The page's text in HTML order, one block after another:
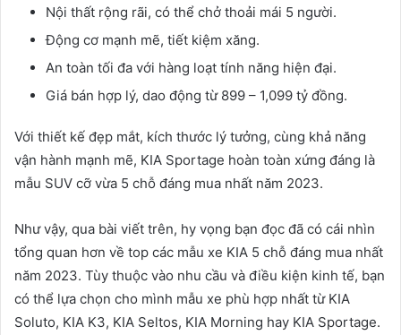
Nội thất rộng rãi, có thể chở thoải mái 5 người.
Động cơ mạnh mẽ, tiết kiệm xăng.
An toàn tối đa với hàng loạt tính năng hiện đại.
Giá bán hợp lý, dao động từ 899 – 1,099 tỷ đồng.
Với thiết kế đẹp mắt, kích thước lý tưởng, cùng khả năng
vận hành mạnh mẽ, KIA Sportage hoàn toàn xứng đáng là
mẫu SUV cỡ vừa 5 chỗ đáng mua nhất năm 2023.
Như vậy, qua bài viết trên, hy vọng bạn đọc đã có cái nhìn
tổng quan hơn về top các mẫu xe KIA 5 chỗ đáng mua nhất
năm 2023. Tùy thuộc vào nhu cầu và điều kiện kinh tế, bạn
có thể lựa chọn cho mình mẫu xe phù hợp nhất từ KIA
Soluto, KIA K3, KIA Seltos, KIA Morning hay KIA Sportage.